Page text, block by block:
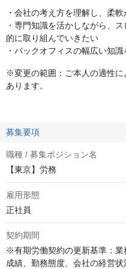
・会社の考え方を理解し、柔
・専門知識を活かしながら、
的に取り組んでいきたい
・バックオフィスの幅広い知
※変更の範囲：ご本人の適性
あります。
募集要項
職種 / 募集ポジション名
【東京】労務
雇用形態
正社員
契約期間
※有期労働契約の更新基準：
成績、勤務態度、会社の経営